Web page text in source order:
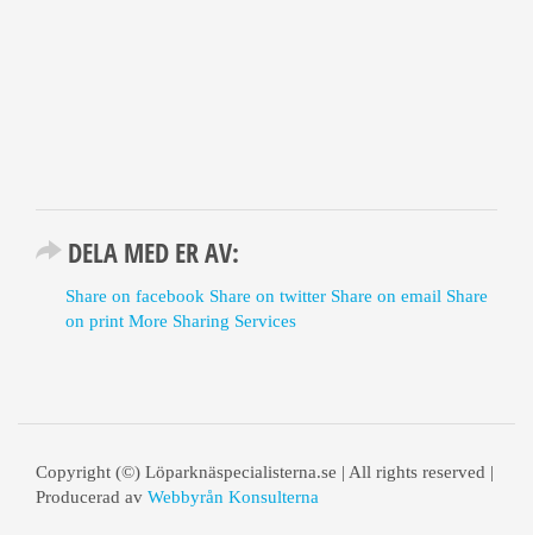
DELA MED ER AV:
Share on facebook Share on twitter Share on email Share
on print More Sharing Services
Copyright (©) Löparknäspecialisterna.se | All rights reserved |
Producerad av Webbyrån Konsulterna